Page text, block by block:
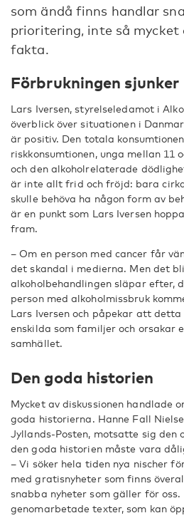
som ändå finns handlar
prioritering, inte så
fakta.
Förbrukningen sjunker
Lars Iversen, styrelseledamot i
överblick över situationen i
är positiv. Den totala
riskkonsumtionen, unga mellan 11
och den alkoholrelaterade
är inte allt frid och fröjd: bara
skulle behöva ha någon form av
är en punkt som Lars Iversen
fram.
– Om en person med cancer får
det skandal i medierna. Men det
alkoholbehandlingen släpar efter,
person med alkoholmissbruk
Lars Iversen och påpekar att
enskilda som familjer och orsakar
samhället.
Den goda historien
Mycket av diskussionen handlade
goda historierna. Hanne Fall
Jyllands-Posten, motsatte sig
den goda historien måste vara
– Vi söker hela tiden nya nischer
med gratisnyheter som finns
snabba nyheter som gäller för
genomarbetade texter, som kan